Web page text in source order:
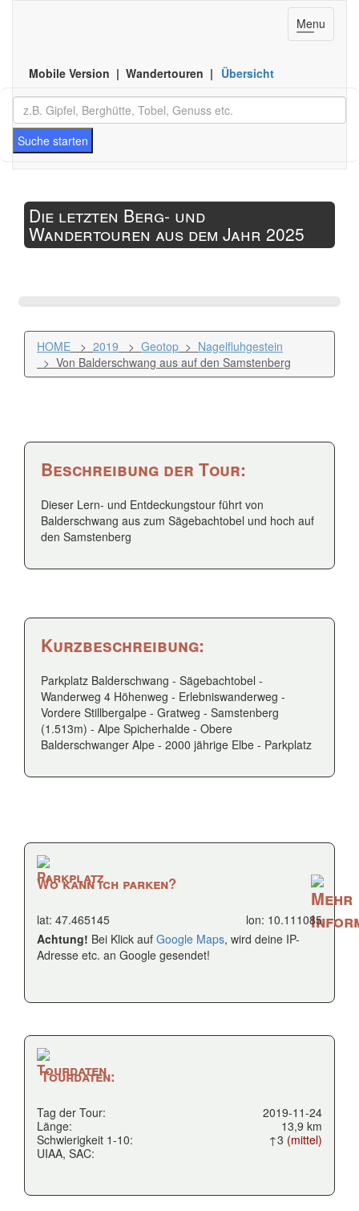
Toggle
navigation
Menu
Mobile Version | Wandertouren | Übersicht
Suche starten
Die letzten Berg- und
Wandertouren aus dem Jahr 2025
HOME > 2019 > Geotop > Nagelfluhgestein
> Von Balderschwang aus auf den Samstenberg
Beschreibung der Tour:
Dieser Lern- und Entdeckungstour führt von
Balderschwang aus zum Sägebachtobel und hoch auf
den Samstenberg
Kurzbeschreibung:
Parkplatz Balderschwang - Sägebachtobel -
Wanderweg 4 Höhenweg - Erlebniswanderweg -
Vordere Stillbergalpe - Gratweg - Samstenberg
(1.513m) - Alpe Spicherhalde - Obere
Balderschwanger Alpe - 2000 jährige Elbe - Parkplatz
Wo kann ich parken?
lat: 47.465145
lon: 10.111085
Achtung! Bei Klick auf Google Maps, wird deine IP-
Adresse etc. an Google gesendet!
Tourdaten:
Tag der Tour:
2019-11-24
Länge:
13,9 km
Schwierigkeit 1-10:
↑3 (mittel)
UIAA, SAC: